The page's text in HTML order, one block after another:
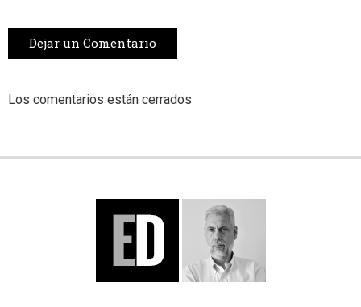
Dejar un Comentario
Los comentarios están cerrados